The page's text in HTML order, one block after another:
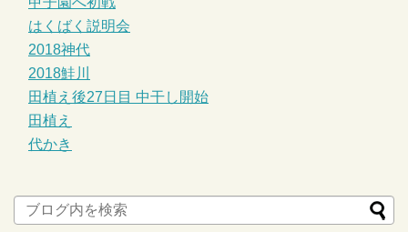
はくばく説明会
2018神代
2018鮭川
田植え後27日目 中干し開始
田植え
代かき